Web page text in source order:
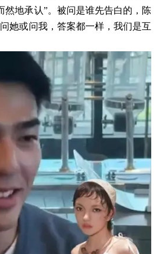
然地承认”。被问是谁先告白的，陈
她或问我，答案都一样，我们是互